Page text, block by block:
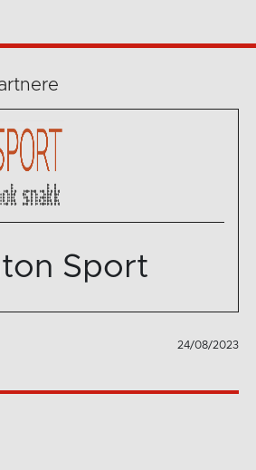
Sport
24/08/2023